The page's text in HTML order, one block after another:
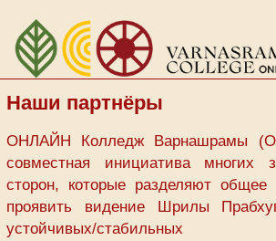
Перейти
основному
содержанию
Наши партнёры
ОНЛАЙН Колледж Варнашрамы
совместная инициатива многих
сторон, которые разделяют общее
проявить видение Шрилы
устойчивых/стабильных